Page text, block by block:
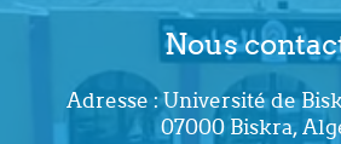
Nous
Adresse : Université de
07000 Biskra,